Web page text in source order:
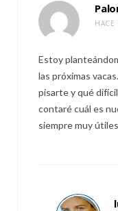
Estoy
las próximas
pisarte y qué
contaré cuál es
siempre muy